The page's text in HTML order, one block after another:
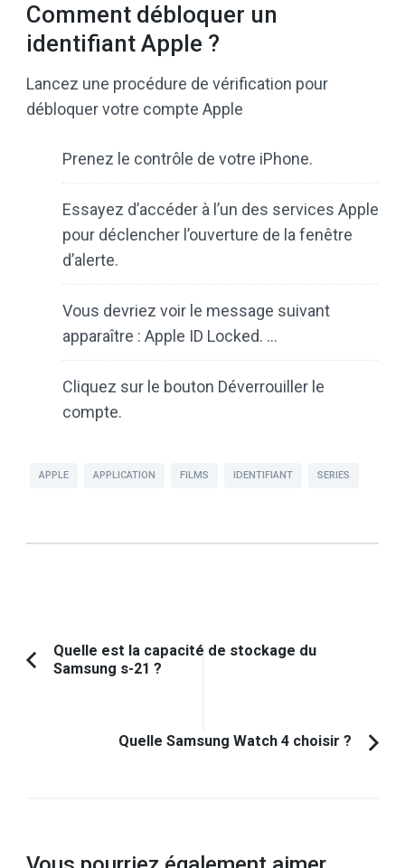
Comment débloquer un
identifiant Apple ?
Lancez une procédure de vérification pour
débloquer votre compte Apple
Prenez le contrôle de votre iPhone.
Essayez d’accéder à l’un des services Apple
pour déclencher l’ouverture de la fenêtre
d’alerte.
Vous devriez voir le message suivant
apparaître : Apple ID Locked. …
Cliquez sur le bouton Déverrouiller le
compte.
APPLE APPLICATION FILMS IDENTIFIANT SERIES
Navigation
d'article
Article
Quelle est la capacité de stockage du
Samsung s-21 ?
Quelle Samsung Watch 4 choisir ?